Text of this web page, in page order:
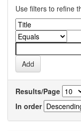
Use filters to refine
Results/Page
In order